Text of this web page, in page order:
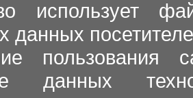
использует
данных
пользования
данных